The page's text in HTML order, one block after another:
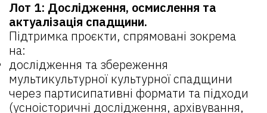
Лот 1: Дослідження, осмислення та
актуалізація спадщини.
Підтримка проєкти, спрямовані зокрема
на:
дослідження та збереження
мультикультурної культурної спадщини
через партисипативні формати та підходи
(усноісторичні дослідження, архівування,